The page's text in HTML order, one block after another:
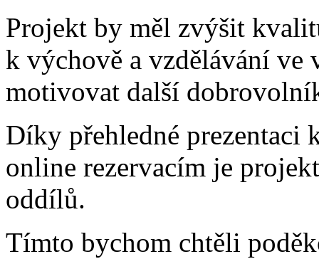
Projekt by měl zvýšit
k výchově a vzdělávání ve
motivovat další
Díky přehledné prezentaci
online rezervacím je
oddílů.
Tímto bychom chtěli